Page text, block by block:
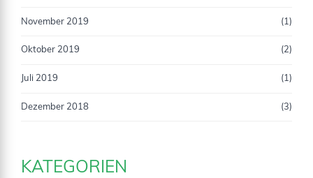
November 2019 (1)
Oktober 2019 (2)
Juli 2019 (1)
Dezember 2018 (3)
KATEGORIEN